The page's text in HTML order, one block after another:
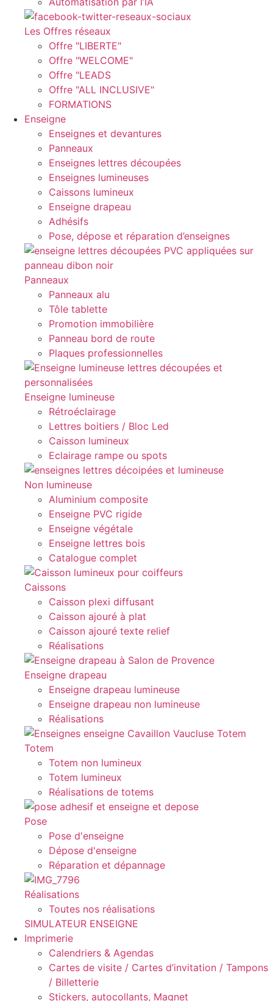
Les Offres réseaux
Offre "LIBERTE"
Offre "WELCOME"
Offre "LEADS
Offre "ALL INCLUSIVE"
FORMATIONS
Enseigne
Enseignes et devantures
Panneaux
Enseignes lettres découpées
Enseignes lumineuses
Caissons lumineux
Enseigne drapeau
Adhésifs
Pose, dépose et réparation d’enseignes
Panneaux
Panneaux alu
Tôle tablette
Promotion immobilière
Panneau bord de route
Plaques professionnelles
Enseigne lumineuse
Rétroéclairage
Lettres boitiers / Bloc Led
Caisson lumineux
Eclairage rampe ou spots
Non lumineuse
Aluminium composite
Enseigne PVC rigide
Enseigne végétale
Enseigne lettres bois
Catalogue complet
Caissons
Caisson plexi diffusant
Caisson ajouré à plat
Caisson ajouré texte relief
Réalisations
Enseigne drapeau
Enseigne drapeau lumineuse
Enseigne drapeau non lumineuse
Réalisations
Totem
Totem non lumineux
Totem lumineux
Réalisations de totems
Pose
Pose d'enseigne
Dépose d'enseigne
Réparation et dépannage
Réalisations
Toutes nos réalisations
SIMULATEUR ENSEIGNE
Imprimerie
Calendriers & Agendas
Cartes de visite / Cartes d’invitation / Tampons
/ Billetterie
Stickers, autocollants, Magnet